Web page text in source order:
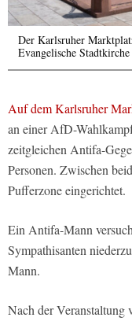
Der Karlsruher
Evangelische Stadtkirche
Auf dem Karlsruher
an einer AfD-
zeitgleichen Antifa-
Personen. Zwischen
Pufferzone eingerichtet.
Ein Antifa-Mann
Sympathisanten
Mann.
Nach der Veranstaltung